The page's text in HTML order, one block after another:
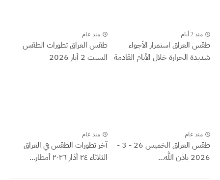
منذ 2 أيام
طقس العراق ‏استمرار الأجواء
شديدة الحرارة خلال الأيام القادمة
منذ عام
طقس العراق تطورات الطقس
السبت 2 أيار 2026
منذ عام
طقس العراق الخميس 26 - 3 -
2026 باذن الله...
منذ عام
آخر تطورات الطقس في العراق
الثلاثاء ٢٤ آذار ٢٠٢٦ أمطار...